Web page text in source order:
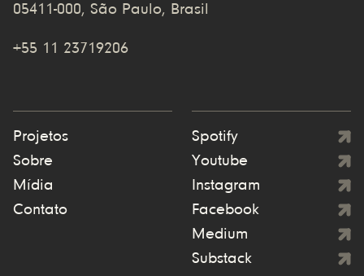
05411-000, São Paulo, Brasil
+55 11 23719206
Projetos
Sobre
Mídia
Contato
Spotify
Youtube
Instagram
Facebook
Medium
Substack